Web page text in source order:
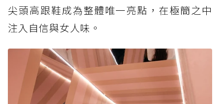
尖頭高跟鞋成為整體唯一亮點，在極簡之中
注入自信與女人味。